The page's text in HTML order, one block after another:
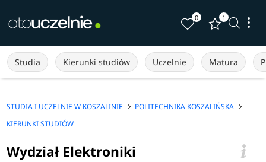
0 1
Studia Kierunki studiów Uczelnie Matura
STUDIA I UCZELNIE W KOSZALINIE
POLITECHNIKA KOSZALIŃSKA
KIERUNKI STUDIÓW
Wydział Elektroniki